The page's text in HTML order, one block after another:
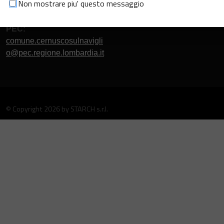
PEC:
comune.cernuscosulnavigli
o@pec.regione.lombardia.it
Dichiarazione di accessibilità
© Copyright 2026 by STARCH s.r.l.
Non mostrare piu' questo messaggio